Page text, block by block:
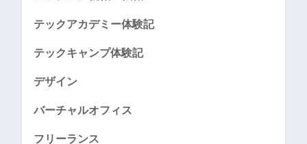
テックアカデミー体験記
テックキャンプ体験記
デザイン
バーチャルオフィス
フリーランス